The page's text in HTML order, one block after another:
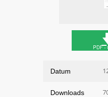
PDF -
Datum
Downloads